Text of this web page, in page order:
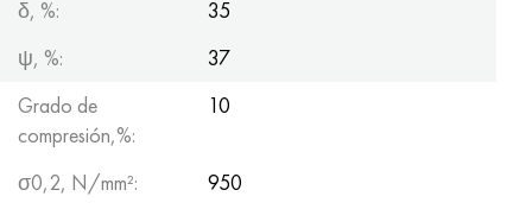
δ, %:
35
ψ, %:
37
Grado de
compresión,%:
10
σ0,2, N/mm²:
950